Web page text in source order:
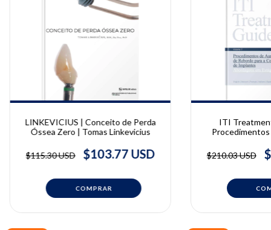
LINKEVICIUS | Conceito de Perda
Óssea Zero | Tomas Linkevicius
$115.30 USD $103.77 USD
ITI
$210.03 USD